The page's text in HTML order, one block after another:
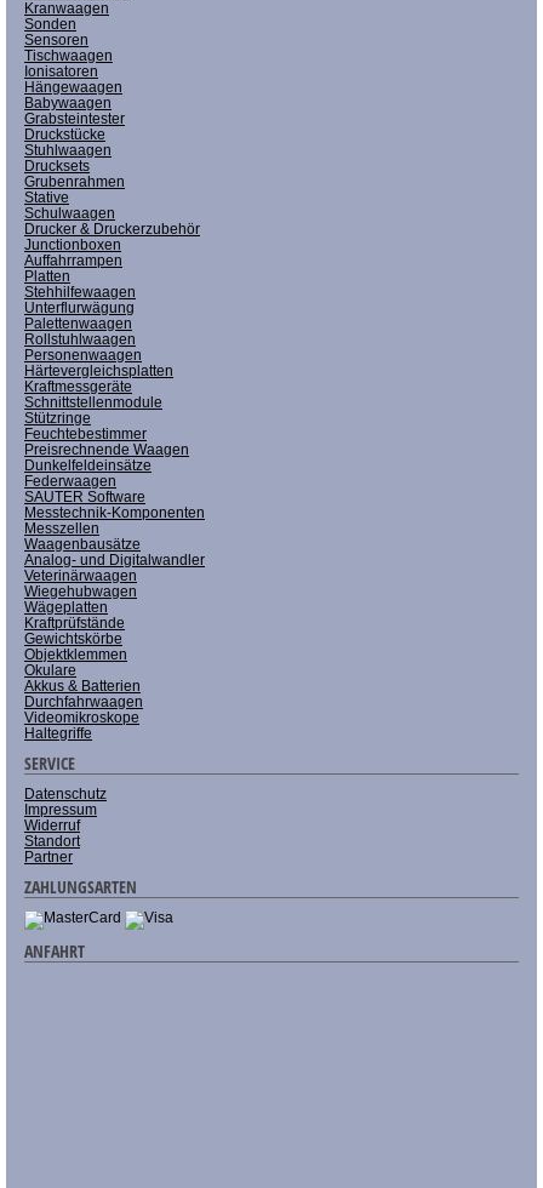
Kranwaagen
Sonden
Sensoren
Tischwaagen
Ionisatoren
Hängewaagen
Babywaagen
Grabsteintester
Druckstücke
Stuhlwaagen
Drucksets
Grubenrahmen
Stative
Schulwaagen
Drucker & Druckerzubehör
Junctionboxen
Auffahrrampen
Platten
Stehhilfewaagen
Unterflurwägung
Palettenwaagen
Rollstuhlwaagen
Personenwaagen
Härtevergleichsplatten
Kraftmessgeräte
Schnittstellenmodule
Stützringe
Feuchtebestimmer
Preisrechnende Waagen
Dunkelfeldeinsätze
Federwaagen
SAUTER Software
Messtechnik-Komponenten
Messzellen
Waagenbausätze
Analog- und Digitalwandler
Veterinärwaagen
Wiegehubwagen
Wägeplatten
Kraftprüfstände
Gewichtskörbe
Objektklemmen
Okulare
Akkus & Batterien
Durchfahrwaagen
Videomikroskope
Haltegriffe
SERVICE
Datenschutz
Impressum
Widerruf
Standort
Partner
ZAHLUNGSARTEN
ANFAHRT